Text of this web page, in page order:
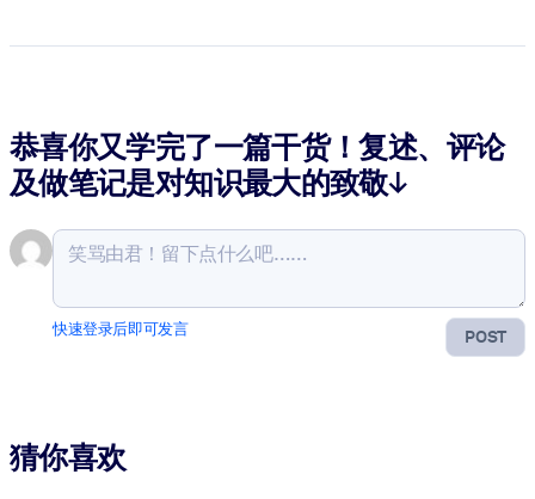
恭喜你又学完了一篇干货！复述、评论
及做笔记是对知识最大的致敬↓
POST
快速登录后即可发言
猜你喜欢